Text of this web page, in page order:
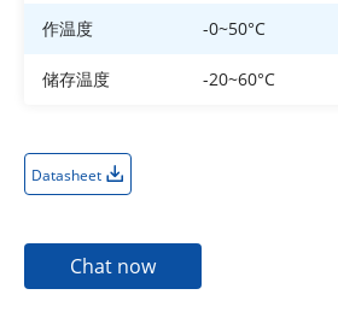
作温度 -0~50°C
储存温度 -20~60°C
Datasheet
Chat now